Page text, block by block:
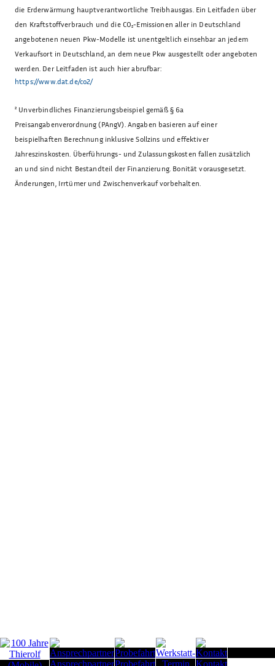
die Erderwärmung hauptverantwortliche Treibhausgas. Ein Leitfaden über
den Kraftstoffverbrauch und die CO₂-Emissionen aller in Deutschland
angebotenen neuen Pkw-Modelle ist unentgeltlich einsehbar an jedem
Verkaufsort in Deutschland, an dem neue Pkw ausgestellt oder angeboten
werden. Der Leitfaden ist auch hier abrufbar:
https://www.dat.de/co2/
² Unverbindliches Finanzierungsbeispiel gemäß § 6a
Preisangabenverordnung (PAngV). Angaben basieren auf einer
beispielhaften Berechnung inklusive Sollzins und effektiver
Jahreszinskosten. Überführungs- und Zulassungskosten fallen zusätzlich
an und sind nicht Bestandteil der Finanzierung. Bonität vorausgesetzt.
Änderungen, Irrtümer und Zwischenverkauf vorbehalten.
AnsprechpartnerProbefahrt
Kontakt